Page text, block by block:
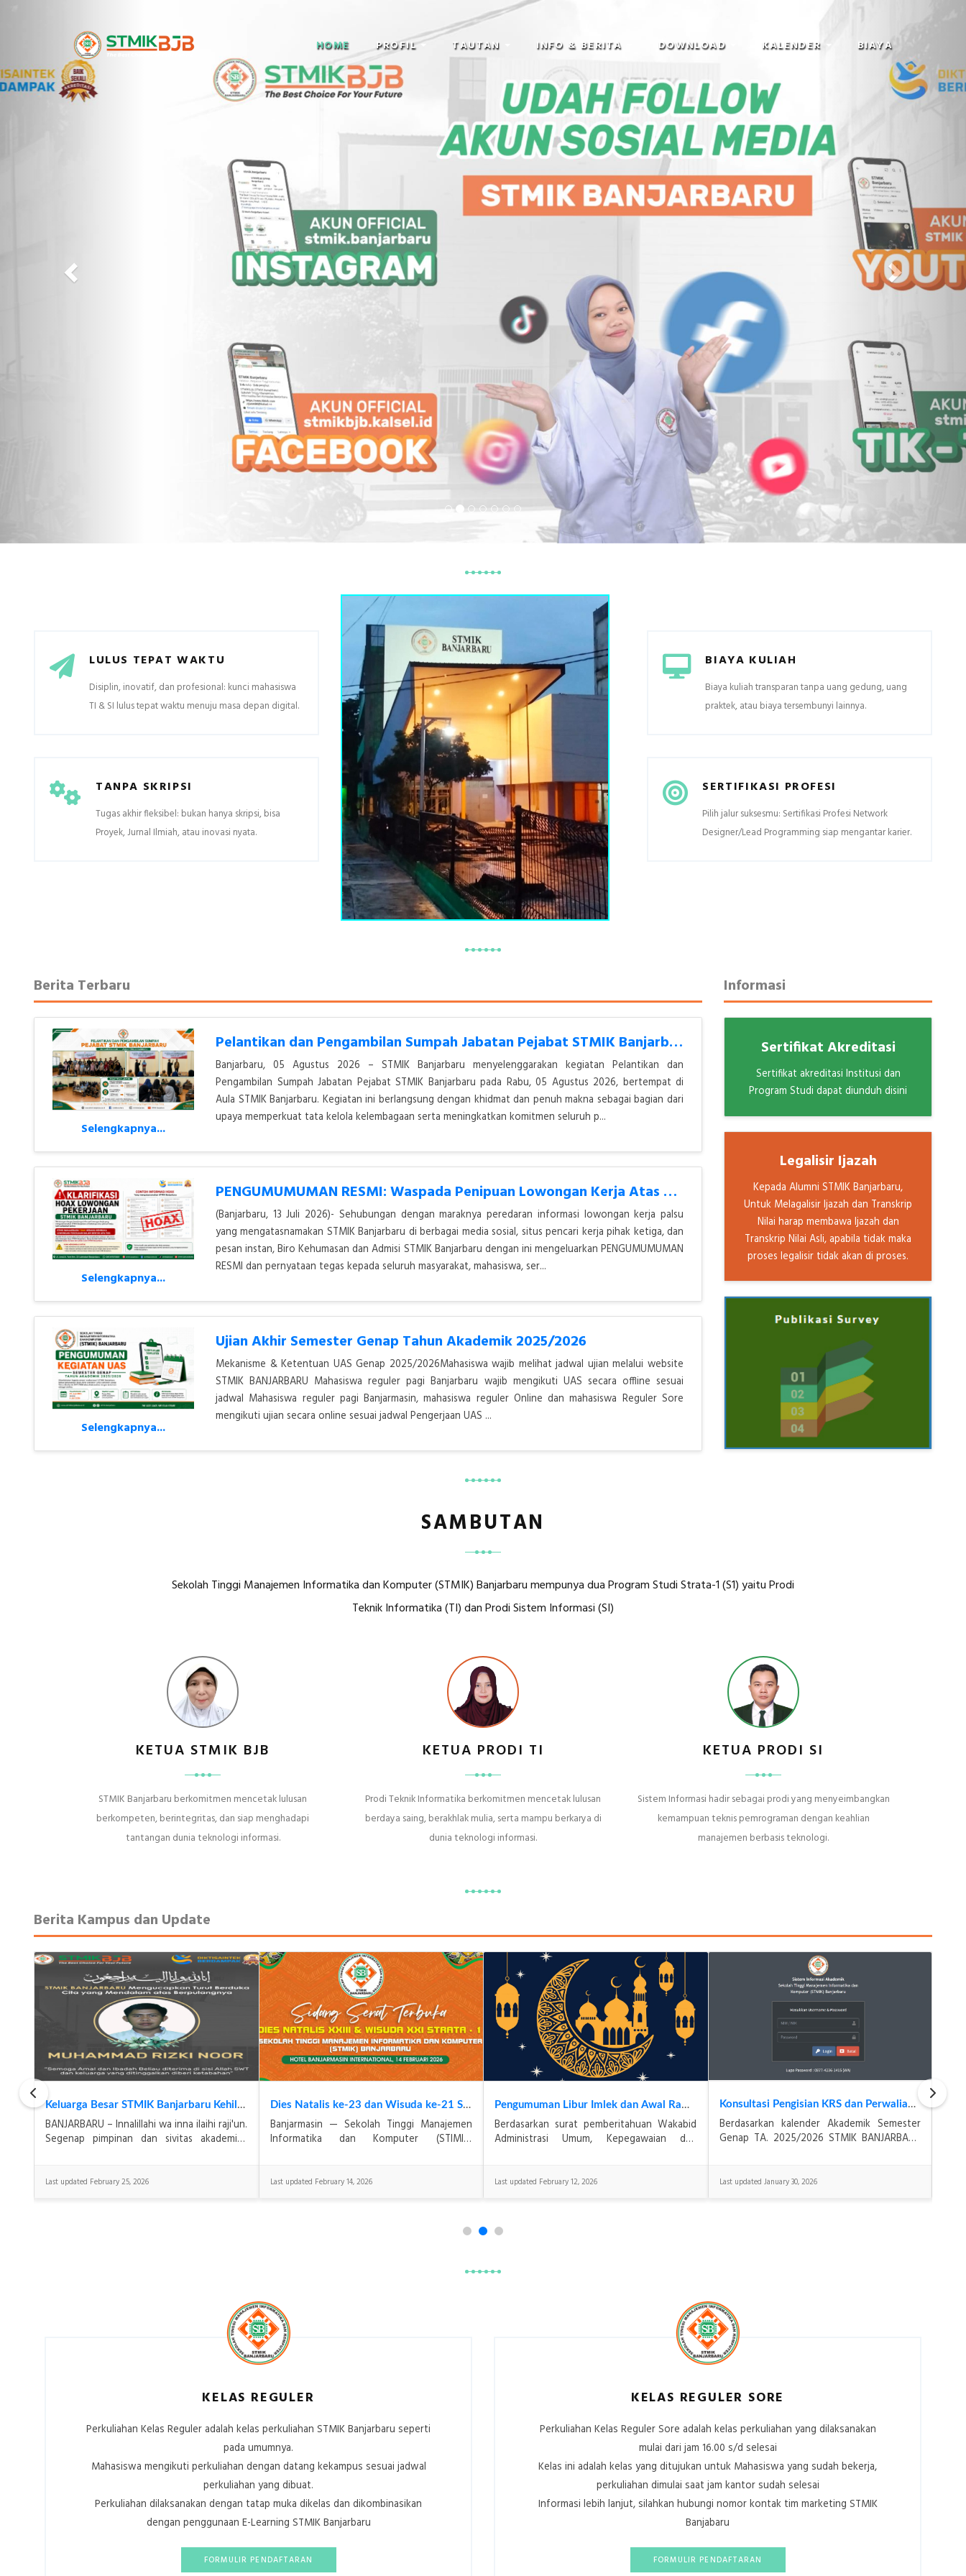
HOME PROFIL TAUTAN INFO & BERITA DOWNLOAD KALENDER BIAYA
LULUS TEPAT WAKTU
Disiplin, inovatif, dan profesional: kunci mahasiswa
TI & SI lulus tepat waktu menuju masa depan digital.
TANPA SKRIPSI
Tugas akhir fleksibel: bukan hanya skripsi, bisa
Proyek, Jurnal Ilmiah, atau inovasi nyata.
BIAYA KULIAH
Biaya kuliah transparan tanpa uang gedung, uang
praktek, atau biaya tersembunyi lainnya.
SERTIFIKASI PROFESI
Pilih jalur suksesmu: Sertifikasi Profesi Network
Designer/Lead Programming siap mengantar karier.
Berita Terbaru
Selengkapnya...
Pelantikan dan Pengambilan Sumpah Jabatan Pejabat STMIK Banjarbaru Ber
Banjarbaru, 05 Agustus 2026 – STMIK Banjarbaru menyelenggarakan kegiatan Pelantikan dan
Pengambilan Sumpah Jabatan Pejabat STMIK Banjarbaru pada Rabu, 05 Agustus 2026, bertempat di
Aula STMIK Banjarbaru. Kegiatan ini berlangsung dengan khidmat dan penuh makna sebagai bagian dari
upaya memperkuat tata kelola kelembagaan serta meningkatkan komitmen seluruh p...
Selengkapnya...
PENGUMUMUMAN RESMI: Waspada Penipuan Lowongan Kerja Atas Nama STMIK Ba
(Banjarbaru, 13 Juli 2026)- Sehubungan dengan maraknya peredaran informasi lowongan kerja palsu
yang mengatasnamakan STMIK Banjarbaru di berbagai media sosial, situs pencari kerja pihak ketiga, dan
pesan instan, Biro Kehumasan dan Admisi STMIK Banjarbaru dengan ini mengeluarkan PENGUMUMUMAN
RESMI dan pernyataan tegas kepada seluruh masyarakat, mahasiswa, ser...
Selengkapnya...
Ujian Akhir Semester Genap Tahun Akademik 2025/2026
Mekanisme & Ketentuan UAS Genap 2025/2026Mahasiswa wajib melihat jadwal ujian melalui website
STMIK BANJARBARU Mahasiswa reguler pagi Banjarbaru wajib mengikuti UAS secara offline sesuai
jadwal Mahasiswa reguler pagi Banjarmasin, mahasiswa reguler Online dan mahasiswa Reguler Sore
mengikuti ujian secara online sesuai jadwal Pengerjaan UAS ...
Informasi
Sertifikat Akreditasi
Sertifikat akreditasi Institusi dan
Program Studi dapat diunduh disini
Legalisir Ijazah
Kepada Alumni STMIK Banjarbaru,
Untuk Melagalisir Ijazah dan Transkrip
Nilai harap membawa Ijazah dan
Transkrip Nilai Asli, apabila tidak maka
proses legalisir tidak akan di proses.
SAMBUTAN
Sekolah Tinggi Manajemen Informatika dan Komputer (STMIK) Banjarbaru mempunya dua Program Studi Strata-1 (S1) yaitu Prodi
Teknik Informatika (TI) dan Prodi Sistem Informasi (SI)
KETUA STMIK BJB
STMIK Banjarbaru berkomitmen mencetak lulusan
berkompeten, berintegritas, dan siap menghadapi
tantangan dunia teknologi informasi.
KETUA PRODI TI
Prodi Teknik Informatika berkomitmen mencetak lulusan
berdaya saing, berakhlak mulia, serta mampu berkarya di
dunia teknologi informasi.
KETUA PRODI SI
Sistem Informasi hadir sebagai prodi yang menyeimbangkan
kemampuan teknis pemrograman dengan keahlian
manajemen berbasis teknologi.
Berita Kampus dan Update
Keluarga Besar STMIK Banjarbaru Kehilangan Salah Satu Karyawan Terbaiknya, Muhammad Rizki Noor
BANJARBARU – Innalillahi wa inna ilaihi raji'un.
Segenap pimpinan dan sivitas akademika
Last updated February 25, 2026
Dies Natalis ke-23 dan Wisuda ke-21 STIMIK Banjarbaru Tahun 2026 : Refleksi Mutu Baik Sekali sebagai Komitmen STIMIK Banjarbaru dalam Mencetak Generasi Digital yang Kompeten dan Berkarakter
Banjarmasin — Sekolah Tinggi Manajemen
Informatika dan Komputer (STIMIK)
Last updated February 14, 2026
Pengumuman Libur Imlek dan Awal Ramadan 2026
Berdasarkan surat pemberitahuan Wakabid
Administrasi Umum, Kepegawaian dan
Last updated February 12, 2026
Konsultasi Pengisian KRS dan Perwalian Mahasiswa
Berdasarkan kalender Akademik Semester
Genap TA. 2025/2026 STMIK BANJARBARU
Last updated January 30, 2026
KELAS REGULER
Perkuliahan Kelas Reguler adalah kelas perkuliahan STMIK Banjarbaru seperti
pada umumnya.
Mahasiswa mengikuti perkuliahan dengan datang kekampus sesuai jadwal
perkuliahan yang dibuat.
Perkuliahan dilaksanakan dengan tatap muka dikelas dan dikombinasikan
dengan penggunaan E-Learning STMIK Banjarbaru
FORMULIR PENDAFTARAN
KELAS REGULER SORE
Perkuliahan Kelas Reguler Sore adalah kelas perkuliahan yang dilaksanakan
mulai dari jam 16.00 s/d selesai
Kelas ini adalah kelas yang ditujukan untuk Mahasiswa yang sudah bekerja,
perkuliahan dimulai saat jam kantor sudah selesai
Informasi lebih lanjut, silahkan hubungi nomor kontak tim marketing STMIK
Banjabaru
FORMULIR PENDAFTARAN